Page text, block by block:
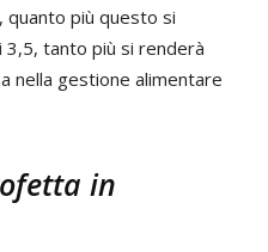
più questo si
tanto più si renderà
nella gestione alimentare
in